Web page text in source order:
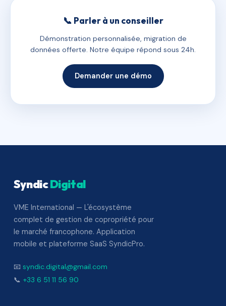
📞 Parler à un conseiller
Démonstration personnalisée, migration de
données offerte. Notre équipe répond sous 24h.
Demander une démo
SyndicDigital
VME International — L'écosystème
complet de gestion de copropriété pour
le marché francophone. Application
mobile et plateforme SaaS SyndicPro.
📧 syndic.digital@gmail.com
📞 +33 6 51 11 56 90